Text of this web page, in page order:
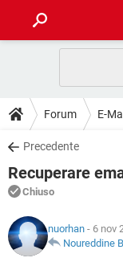
INTRATTENIMENTO
iOS
INSTAGRAM
TIKTOK
HARDWARE
GUIDE
COVID-19
iOS
INSTAGRAM
TIKTOK
DOWNLOAD
COVID-19
INTRATTENIMENTO
iOS
INSTAGRAM
FORUM
COVID-19
INTRATTENIMENTO
GLOSSARIO
COVID-19
Forum E-
Precedente
Recuperare
Chiuso
nuorhan - 6 nov
Noureddine